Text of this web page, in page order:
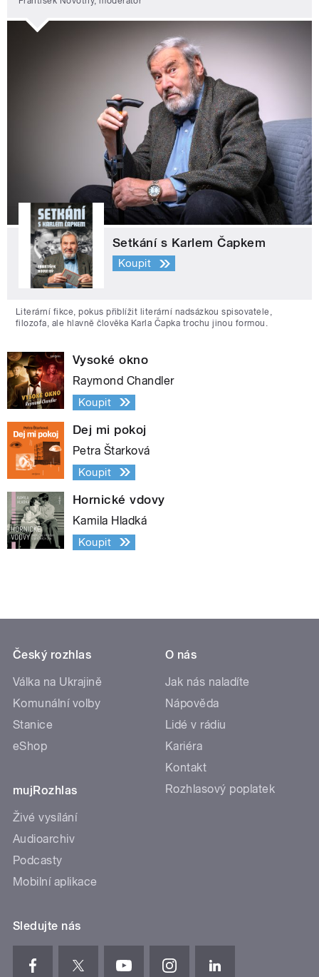
Setkání s Karlem Čapkem
Koupit
Literární fikce, pokus přiblížit literární nadsázkou spisovatele,
filozofa, ale hlavně člověka Karla Čapka trochu jinou formou.
Vysoké okno
Raymond Chandler
Koupit
Dej mi pokoj
Petra Štarková
Koupit
Hornické vdovy
Kamila Hladká
Koupit
Český rozhlas
Válka na Ukrajině
Komunální volby
Stanice
eShop
mujRozhlas
Živé vysílání
Audioarchiv
Podcasty
Mobilní aplikace
O nás
Jak nás naladíte
Nápověda
Lidé v rádiu
Kariéra
Kontakt
Rozhlasový poplatek
Sledujte nás